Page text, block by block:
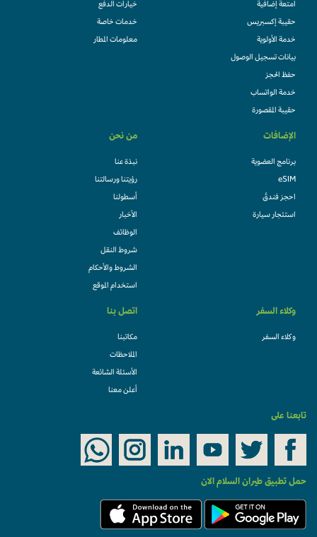
امتعة إضافية
حقيبة إكسبريس
خدمة الأولوية
بيانات تسجيل الوصول
حفظ الحجز
خدمة الواتساب
حقيبة المقصورة
خيارات الدفع
خدمات خاصة
معلومات المطار
الإضافات
برنامج العضوية
eSIM
احجز فندقً
استئجار سيارة
من نحن
نبذة عنا
رؤيتنا ورسالتنا
أسطولنا
الأخبار
الوظائف
شروط النقل
الشروط والأحكام
استخدام الموقع
وكلاء السفر
وكلاء السفر
اتصل بنا
مكاتبنا
الملاحظات
الأسئلة الشائعة
أعلن معنا
تابعنا على
حمل تطبيق طيران السلام الان